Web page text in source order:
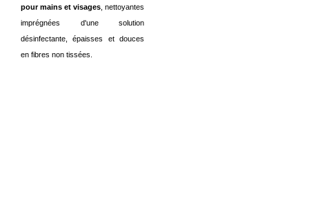
pour mains et visages , nettoyantes
imprégnées d'une solution
désinfectante, épaisses et douces
en fibres non tissées.